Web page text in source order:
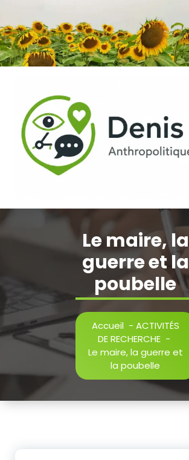
contenu
Le maire, la
guerre et la
poubelle
Accueil- ACTIVITÉS
DE RECHERCHE -
Le maire, la guerre et
la poubelle